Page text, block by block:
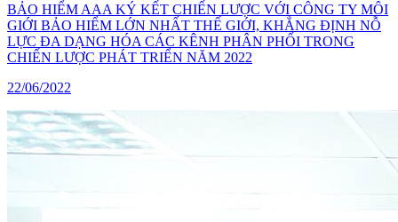
BẢO HIỂM AAA KÝ KẾT CHIẾN LƯỢC VỚI CÔNG TY MÔI
GIỚI BẢO HIỂM LỚN NHẤT THẾ GIỚI, KHẲNG ĐỊNH NỖ
LỰC ĐA DẠNG HÓA CÁC KÊNH PHÂN PHỐI TRONG
CHIẾN LƯỢC PHÁT TRIỂN NĂM 2022
22/06/2022